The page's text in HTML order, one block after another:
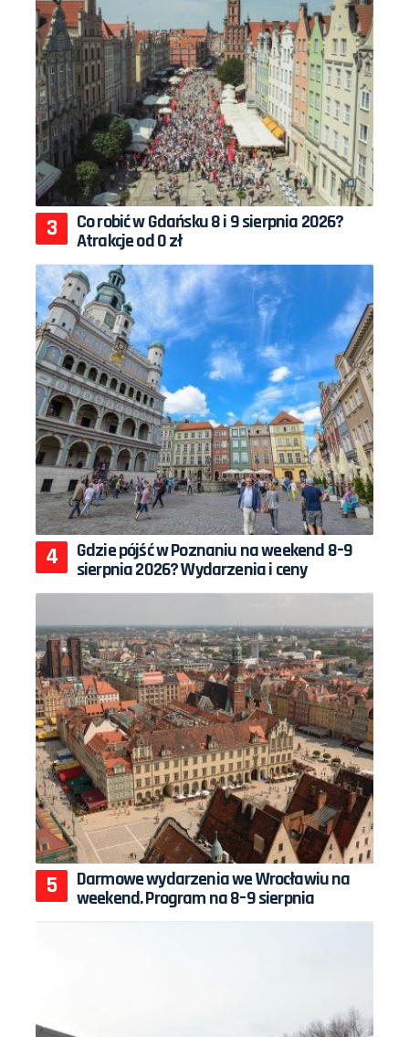
Co robić w Gdańsku 8 i 9 sierpnia 2026?
Atrakcje od 0 zł
Gdzie pójść w Poznaniu na weekend 8–9
sierpnia 2026? Wydarzenia i ceny
Darmowe wydarzenia we Wrocławiu na
weekend. Program na 8–9 sierpnia